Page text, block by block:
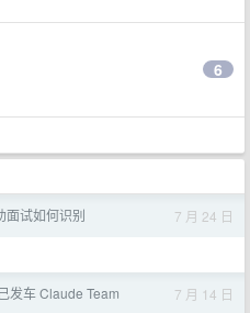
6
面试如何识别 7 月 24 日
发车 Claude Team 7 月 14 日